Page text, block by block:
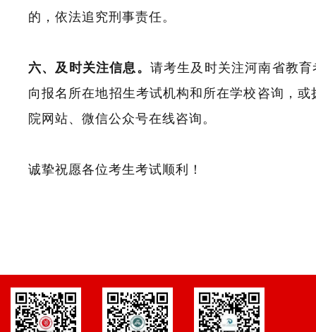
的，依法追究刑事责任。
六、及时关注信息。 请考生及时关注河南省教
向报名所在地招生考试机构和所在学校咨询，
院网站、微信公众号在线咨询。
诚挚祝愿各位考生考试顺利！